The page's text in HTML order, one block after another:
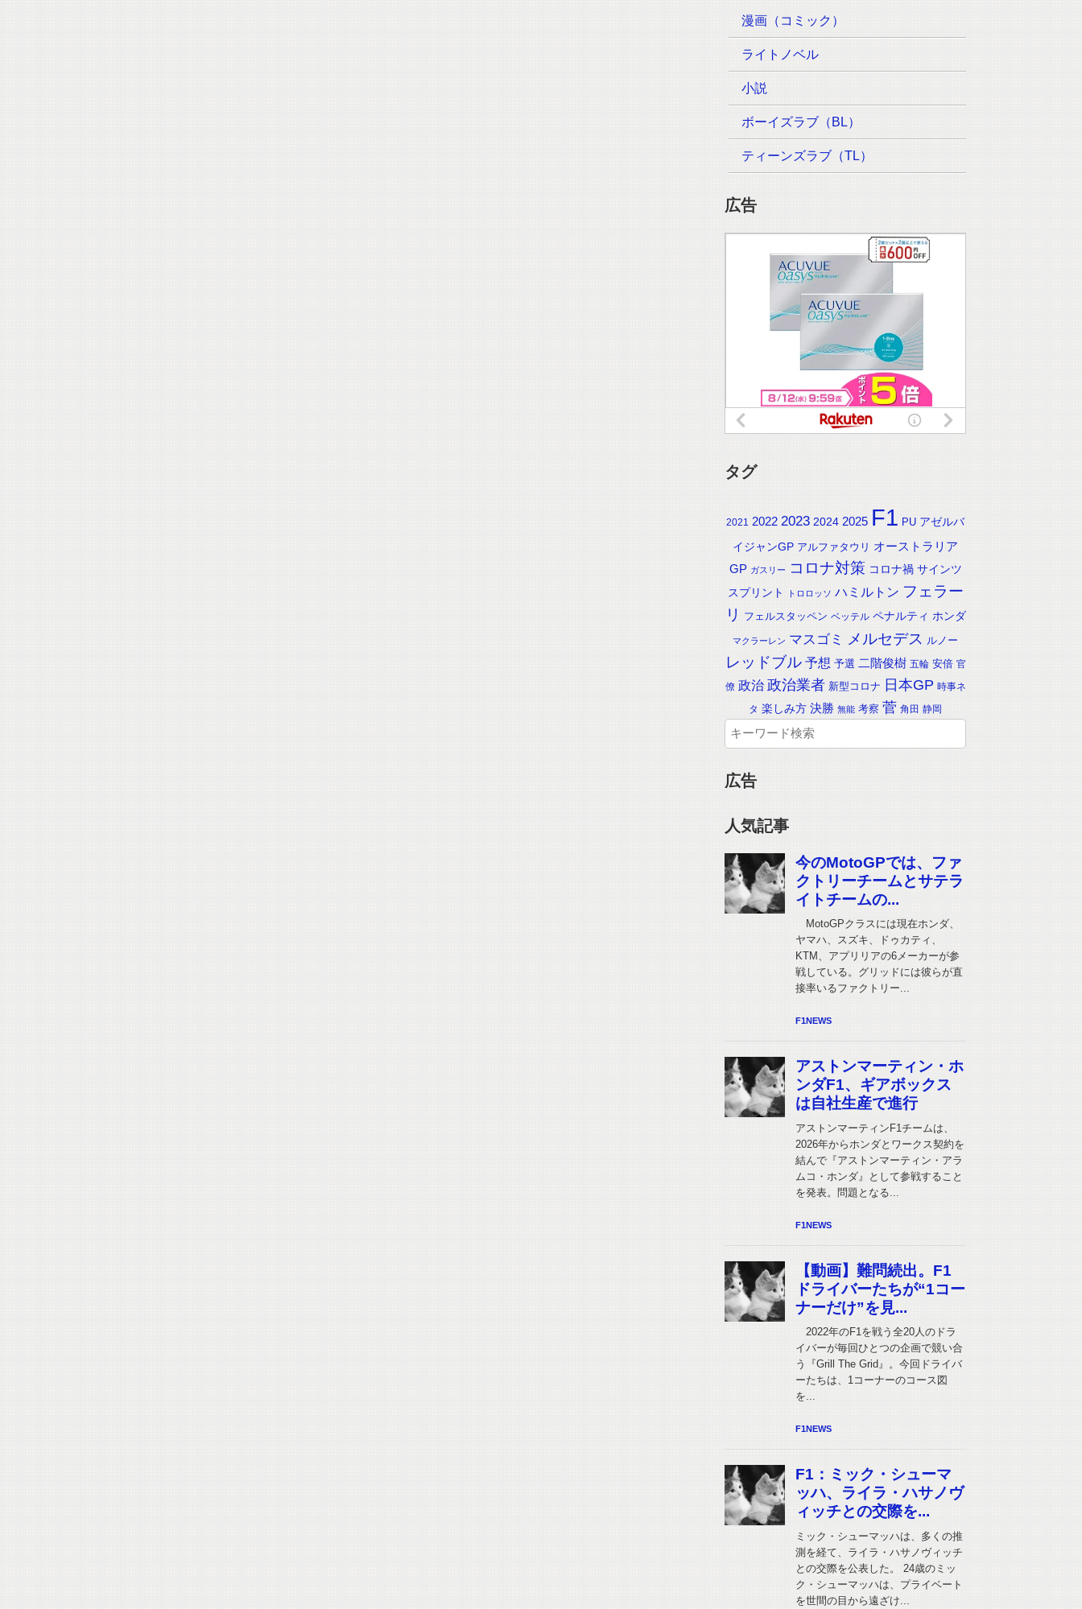
漫画（コミック）
ライトノベル
小説
ボーイズラブ（BL）
ティーンズラブ（TL）
広告
タグ
2021 2022 2023 2024 2025 F1 PU アゼルバ
イジャンGP アルファタウリ オーストラリア
GP ガスリー コロナ対策 コロナ禍 サインツ
スプリント
トロロッソ ハミルトン フェラー
リ
フェルスタッペン ベッテル ペナルティ ホンダ
マクラーレン マスゴミ メルセデス ルノー
レッドブル 予想 予選 二階俊樹 五輪 安倍 官
僚 政治 政治業者 新型コロナ 日本GP 時事ネ
タ 楽しみ方 決勝 無能 考察 菅 角田 静岡
広告
人気記事